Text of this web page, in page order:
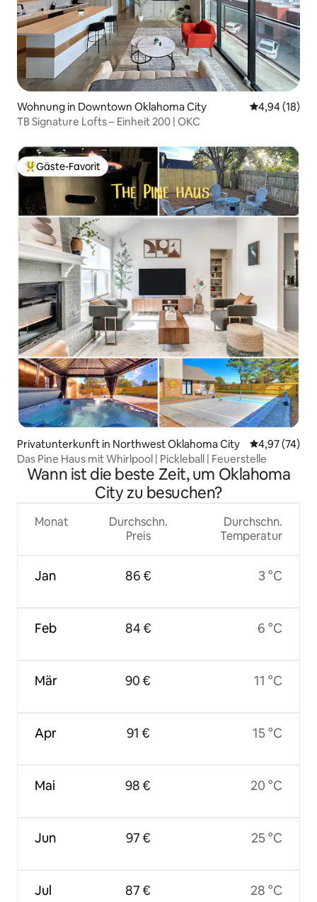
Wohnung in Downtown Oklahoma City
4,94 (18)
TB Signature Lofts – Einheit 200 | OKC
Beliebter Gäste-Favorit.
Gäste-Favorit
Privatunterkunft in Northwest Oklahoma City
4,97 (74)
Das Pine Haus mit Whirlpool | Pickleball | Feuerstelle
Wann ist die beste Zeit, um Oklahoma
City zu besuchen?
Monat
Jan
Feb
Mär
Apr
Mai
Jun
Jul
Durchschn.
Preis
86 €
84 €
90 €
91 €
98 €
97 €
87 €
Durchschn.
Temperatur
3 °C
6 °C
11 °C
15 °C
20 °C
25 °C
28 °C